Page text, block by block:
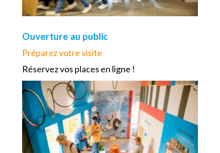
Ouverture au public
Préparez votre visite
Réservez vos places en ligne !